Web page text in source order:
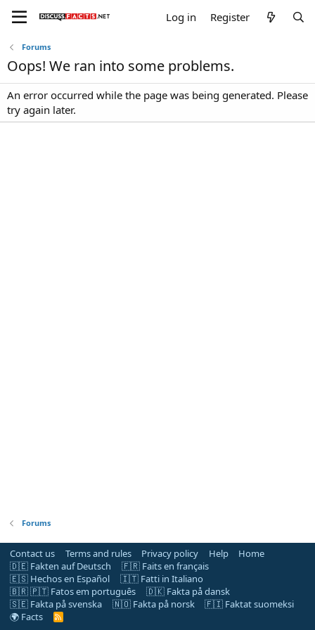
Log in Register
Forums
Oops! We ran into some problems.
An error occurred while the page was being generated. Please
try again later.
Forums
Contact us Terms and rules Privacy policy Help
Home
🇩🇪 Fakten auf Deutsch
🇫🇷 Faits en français
🇪🇸 Hechos en Español
🇮🇹 Fatti in Italiano
🇧🇷 🇵🇹 Fatos em português
🇩🇰 Fakta på dansk
🇸🇪 Fakta på svenska
🇳🇴 Fakta på norsk
🇫🇮 Faktat suomeksi
🌍 Facts
R